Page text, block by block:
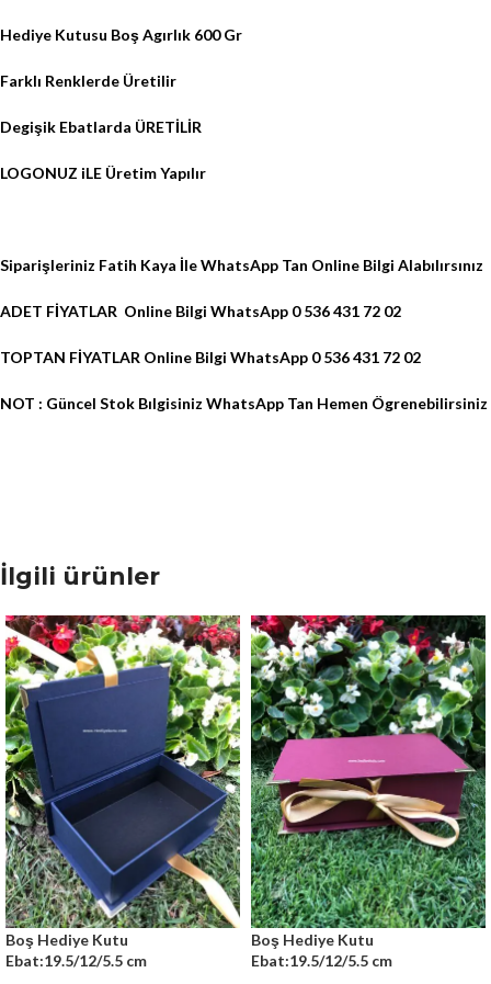
Hediye Kutusu Boş Agırlık 600 Gr
Farklı Renklerde Üretilir
Degişik Ebatlarda ÜRETİLİR
LOGONUZ iLE Üretim Yapılır
Siparişleriniz Fatih Kaya İle WhatsApp Tan Online Bilgi Alabılırsınız
ADET FİYATLAR Online Bilgi WhatsApp 0 536 431 72 02
TOPTAN FİYATLAR Online Bilgi WhatsApp 0 536 431 72 02
NOT : Güncel Stok Bılgisiniz WhatsApp Tan Hemen Ögrenebilirsiniz
İlgili ürünler
Boş Hediye Kutu
Ebat:19.5/12/5.5 cm
Boş Hediye Kutu
Ebat:19.5/12/5.5 cm